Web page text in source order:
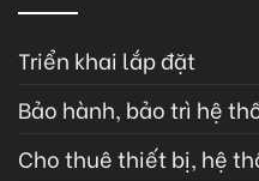
Triển khai lắp đặt
Bảo hành, bảo trì hệ
Cho thuê thiết bị, hệ